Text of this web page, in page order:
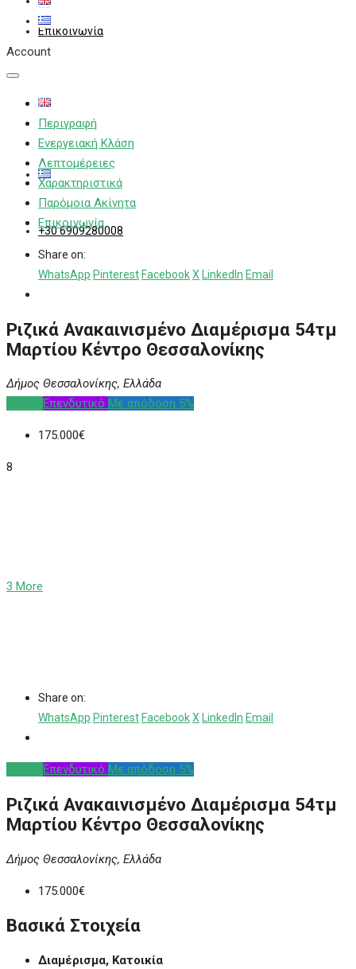
Επικοινωνία
+30 6909280008
Account
Περιγραφή
Ενεργειακή Κλάση
Λεπτομέρειες
Χαρακτηριστικά
Παρόμοια Ακίνητα
Επικοινωνία
Share on:
WhatsApp Pinterest FacebookX LinkedIn Email
Ριζικά Ανακαινισμένο Διαμέρισμα 54τμ
Μαρτίου Κέντρο Θεσσαλονίκης
Δήμος Θεσσαλονίκης, Ελλάδα
Επενδυτικό Με απόδοση 5%
175.000€
8
3 More
Share on:
WhatsApp Pinterest FacebookX LinkedIn Email
Επενδυτικό Με απόδοση 5%
Ριζικά Ανακαινισμένο Διαμέρισμα 54τμ
Μαρτίου Κέντρο Θεσσαλονίκης
Δήμος Θεσσαλονίκης, Ελλάδα
175.000€
Βασικά Στοιχεία
Διαμέρισμα, Κατοικία